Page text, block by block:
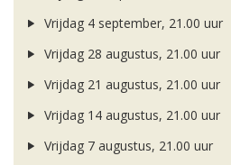
Vrijdag 4 september, 21.00 uur
Vrijdag 28 augustus, 21.00 uur
Vrijdag 21 augustus, 21.00 uur
Vrijdag 14 augustus, 21.00 uur
Vrijdag 7 augustus, 21.00 uur